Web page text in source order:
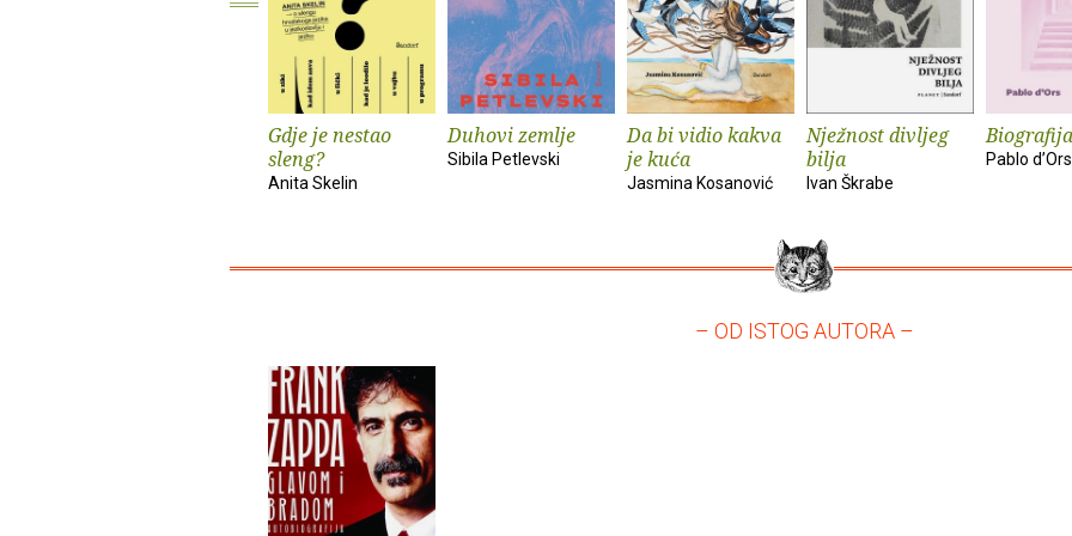
Gdje je nestao
sleng?
Anita Skelin
Duhovi zemlje
Sibila Petlevski
Da bi vidio kakva
je kuća
Jasmina Kosanović
Nježnost divljeg
bilja
Ivan Škrabe
Pablo d’Ors
– OD ISTOG AUTORA –